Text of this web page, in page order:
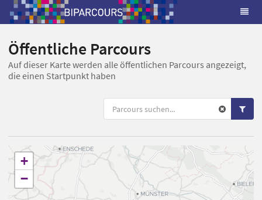
Öffentliche Parcours
Auf dieser Karte werden alle öffentlichen Parcours angezeigt,
die einen Startpunkt haben
+
−